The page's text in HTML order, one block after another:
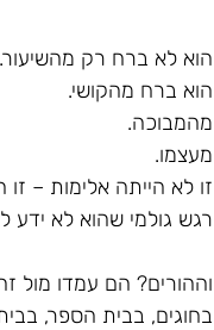
הוא לא ברח רק מהשיעור.
הוא ברח מהקושי.
מהמבוכה.
מעצמו.
זו לא הייתה אלימות –
רגש גולמי שהוא לא ידע
וההורים? הם עמדו מול
בחוגים, בבית הספר,